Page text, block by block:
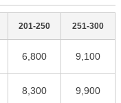
201-250 251-300
6,800 9,100
8,300 9,900